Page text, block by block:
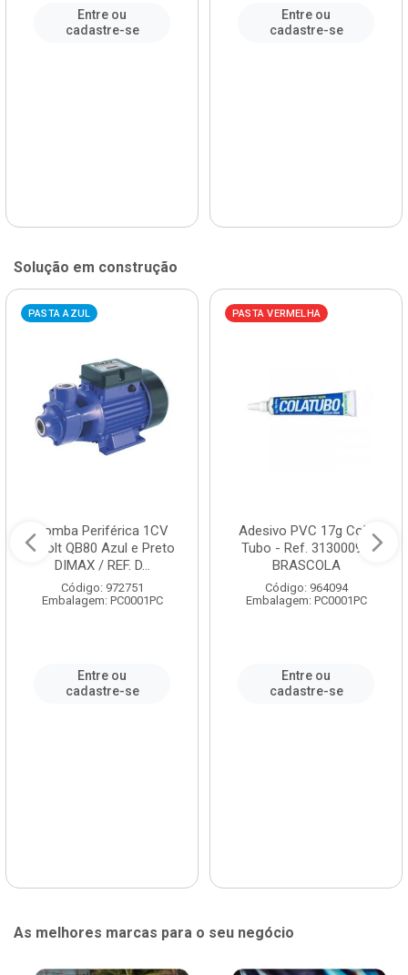
Entre ou
cadastre-se
Entre ou
cadastre-se
Solução em construção
PASTA AZUL
Bomba Periférica 1CV
Bivolt QB80 Azul e Preto
DIMAX / REF. D...
Código: 972751
Embalagem: PC0001PC
Entre ou
cadastre-se
PASTA VERMELHA
Adesivo PVC 17g Cola
Tubo - Ref. 3130009 -
BRASCOLA
Código: 964094
Embalagem: PC0001PC
Entre ou
cadastre-se
As melhores marcas para o seu negócio